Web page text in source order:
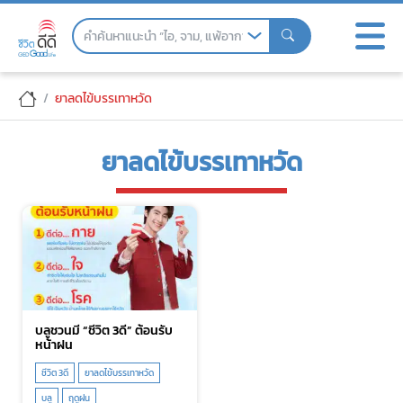
Skip
ยาลดไข้บรรเทาหวัด
ยาลดไข้บรรเทาหวัด
บลูชวนมี “ชีวิต 3ดี” ต้อนรับ
หน้าฝน
ชีวิต 3ดี
ยาลดไข้บรรเทาหวัด
บลู
ฤดูฝน